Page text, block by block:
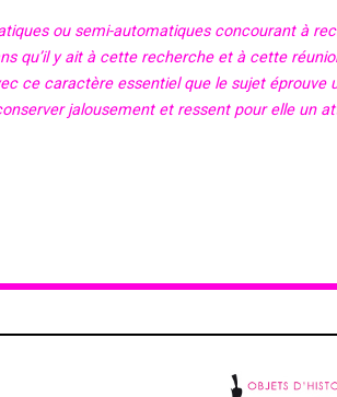
ou semi-automatiques concourant à
qu’il y ait à cette recherche et à cette
ce caractère essentiel que le sujet éprouve
jalousement et ressent pour elle un